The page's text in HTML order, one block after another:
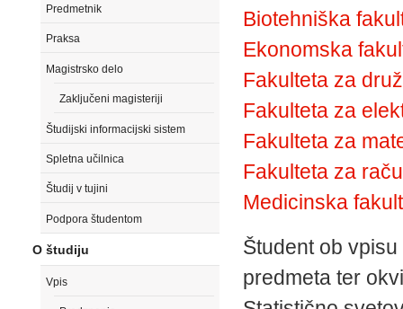
Biotehniška
Ekonomska
Fakulteta za
Fakulteta za
Fakulteta za
Fakulteta za
Medicinska
Študent ob
predmeta ter
Predmetnik
Praksa
Magistrsko delo
Zaključeni magisteriji
Študijski informacijski sistem
Spletna učilnica
Študij v tujini
Podpora študentom
O študiju
Vpis